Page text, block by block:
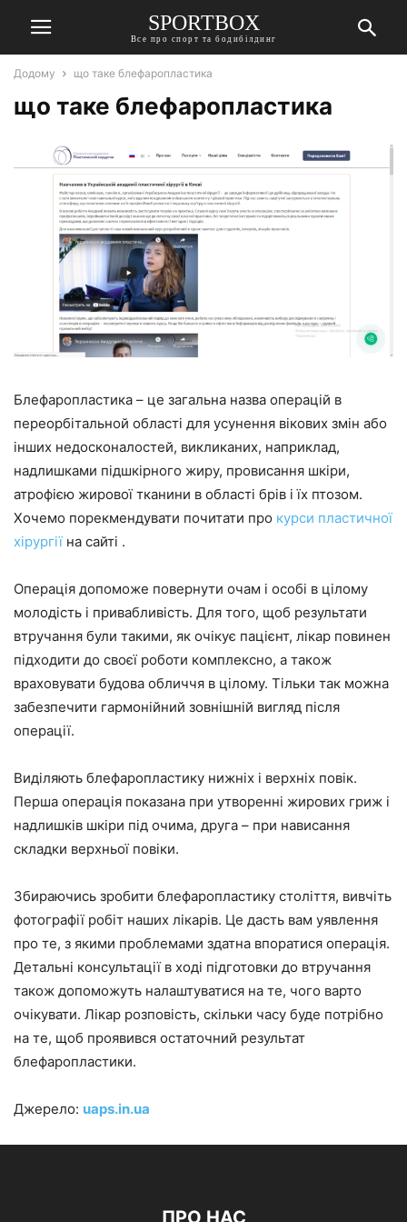
SPORTBOX
Все про спорт та бодибілдинг
Додому що таке блефаропластика
що таке блефаропластика
Блефаропластика – це загальна назва операцій в
переорбітальной області для усунення вікових змін або
інших недосконалостей, викликаних, наприклад,
надлишками підшкірного жиру, провисання шкіри,
атрофією жирової тканини в області брів і їх птозом.
Хочемо порекмендувати почитати про курси пластичної
хірургії на сайті .
Операція допоможе повернути очам і особі в цілому
молодість і привабливість. Для того, щоб результати
втручання були такими, як очікує пацієнт, лікар повинен
підходити до своєї роботи комплексно, а також
враховувати будова обличчя в цілому. Тільки так можна
забезпечити гармонійний зовнішній вигляд після
операції.
Виділяють блефаропластику нижніх і верхніх повік.
Перша операція показана при утворенні жирових гриж і
надлишків шкіри під очима, друга – при нависання
складки верхньої повіки.
Збираючись зробити блефаропластику століття, вивчіть
фотографії робіт наших лікарів. Це дасть вам уявлення
про те, з якими проблемами здатна впоратися операція.
Детальні консультації в ході підготовки до втручання
також допоможуть налаштуватися на те, чого варто
очікувати. Лікар розповість, скільки часу буде потрібно
на те, щоб проявився остаточний результат
блефаропластики.
Джерело: uaps.in.ua
ПРО НАС